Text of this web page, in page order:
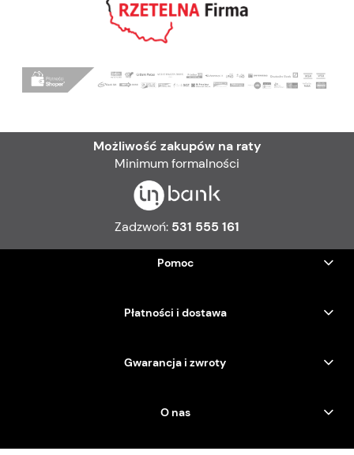
Możliwość zakupów na raty
Minimum formalności
Zadzwoń: 531 555 161
Pomoc
Płatności i dostawa
Gwarancja i zwroty
O nas